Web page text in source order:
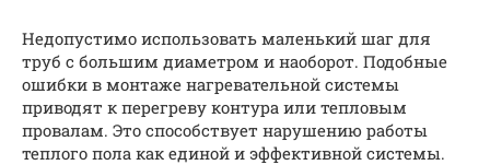
Недопустимо использовать маленький шаг для
труб с большим диаметром и наоборот. Подобные
ошибки в монтаже нагревательной системы
приводят к перегреву контура или тепловым
провалам. Это способствует нарушению работы
теплого пола как единой и эффективной системы.